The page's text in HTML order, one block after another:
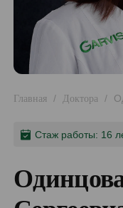
Главная / Доктора /
Стаж работы: 16